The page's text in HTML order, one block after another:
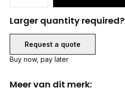
Larger quantity required?
Request a quote
Buy now, pay later
Meer van dit merk: